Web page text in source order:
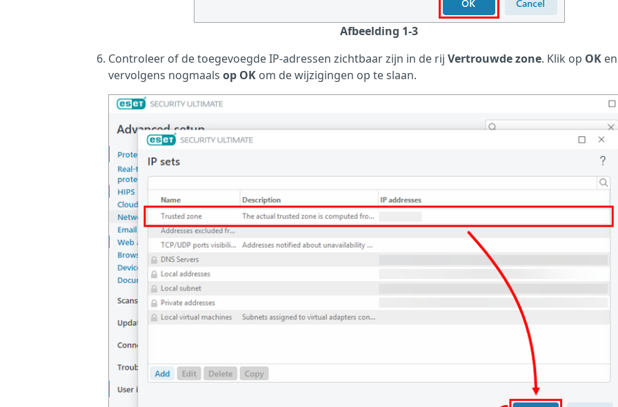
Afbeelding 1-3
Controleer of de toegevoegde IP-adressen zichtbaar zijn in de rij Vertrouwde zone. Klik op OK en
vervolgens nogmaals op OK om de wijzigingen op te slaan.